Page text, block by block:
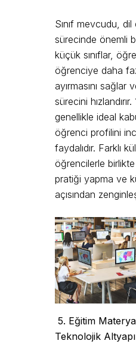
Sınıf mevcudu,
sürecinde önemli
küçük sınıflar,
öğrenciye daha
ayırmasını
sürecini
genellikle ideal
öğrenci profilini
faydalıdır. Farklı
öğrencilerle
pratiği yapma ve
açısından
5. Eğitim
Teknolojik Altyapı